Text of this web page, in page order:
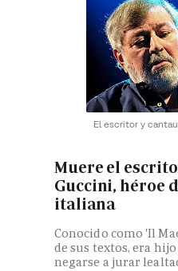
El escritor y
Muere el
Guccini, héroe
italiana
Conocido como 'Il
de sus textos, era
negarse a jurar